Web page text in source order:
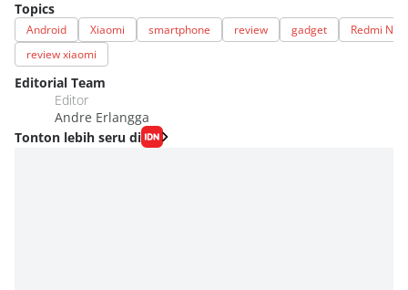
Topics
Android Xiaomi smartphone review gadget
Redmi
review xiaomi
Editorial Team
Editor
Andre Erlangga
Tonton lebih seru di